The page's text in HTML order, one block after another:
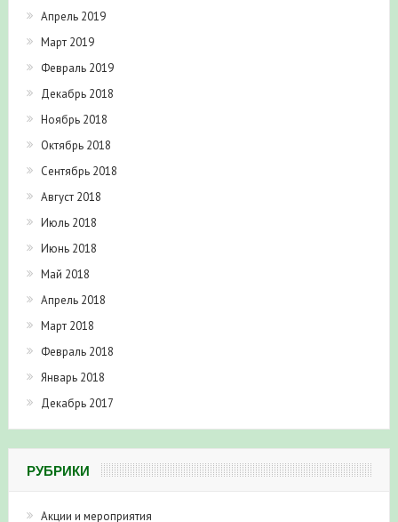
Апрель 2019
Март 2019
Февраль 2019
Декабрь 2018
Ноябрь 2018
Октябрь 2018
Сентябрь 2018
Август 2018
Июль 2018
Июнь 2018
Май 2018
Апрель 2018
Март 2018
Февраль 2018
Январь 2018
Декабрь 2017
РУБРИКИ
Акции и мероприятия